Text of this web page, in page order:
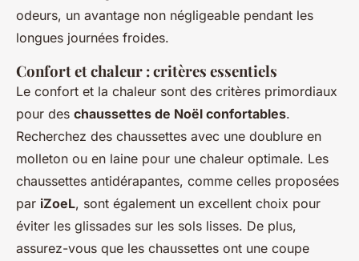
odeurs, un avantage non négligeable pendant les
longues journées froides.
Confort et chaleur : critères essentiels
Le confort et la chaleur sont des critères primordiaux
pour des chaussettes de Noël confortables.
Recherchez des chaussettes avec une doublure en
molleton ou en laine pour une chaleur optimale. Les
chaussettes antidérapantes, comme celles proposées
par iZoeL, sont également un excellent choix pour
éviter les glissades sur les sols lisses. De plus,
assurez-vous que les chaussettes ont une coupe